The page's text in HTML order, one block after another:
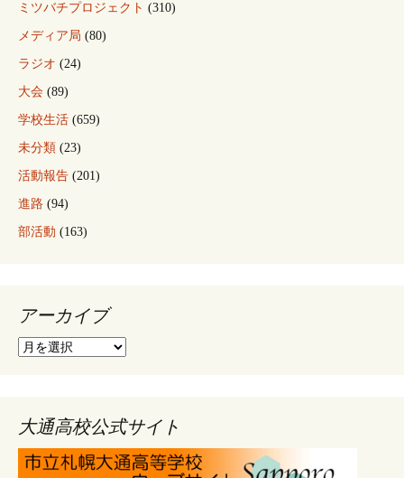
ミツバチプロジェクト (310)
メディア局 (80)
ラジオ (24)
大会 (89)
学校生活 (659)
未分類 (23)
活動報告 (201)
進路 (94)
部活動 (163)
アーカイブ
ア
ブ
大通高校公式サイト